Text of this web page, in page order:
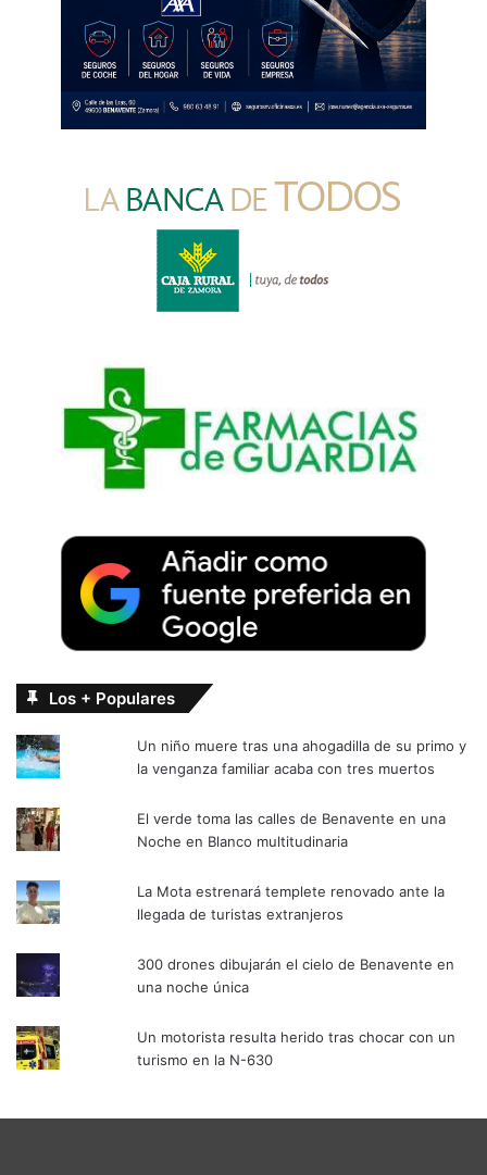
Los + Populares
Un niño muere tras una ahogadilla de su primo y
la venganza familiar acaba con tres muertos
El verde toma las calles de Benavente en una
Noche en Blanco multitudinaria
La Mota estrenará templete renovado ante la
llegada de turistas extranjeros
300 drones dibujarán el cielo de Benavente en
una noche única
Un motorista resulta herido tras chocar con un
turismo en la N-630